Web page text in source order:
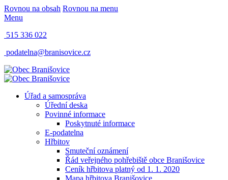
Rovnou na obsah Rovnou na menu
Menu
515 336 022
podatelna@branisovice.cz
Úřad a samospráva
Úřední deska
Povinné informace
Poskytnuté informace
E-podatelna
Hřbitov
Smuteční oznámení
Řád veřejného pohřebiště obce Branišovice
Ceník hřbitova platný od 1. 1. 2020
Mapa hřbitova Branišovice